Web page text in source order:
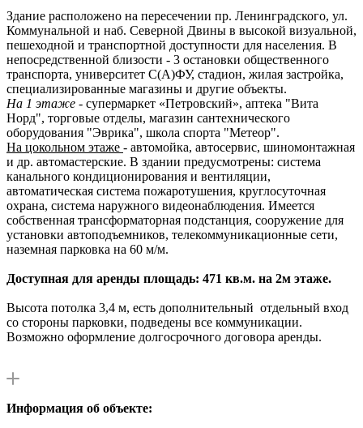
Здание расположено на пересечении пр. Ленинградского, ул.
Коммунальной и наб. Северной Двины в высокой визуальной,
пешеходной и транспортной доступности для населения. В
непосредственной близости - 3 остановки общественного
транспорта, университет С(А)ФУ, стадион, жилая застройка,
специализированные магазины и другие объекты.
На 1 этаже - супермаркет «Петровский», аптека "Вита
Норд", торговые отделы, магазин сантехнического
оборудования "Эврика", школа спорта "Метеор".
На цокольном этаже - автомойка, автосервис, шиномонтажная
и др. автомастерские. В здании предусмотрены: система
канального кондиционирования и вентиляции,
автоматическая система пожаротушения, круглосуточная
охрана, система наружного видеонаблюдения. Имеется
собственная трансформаторная подстанция, сооружение для
установки автоподъемников, телекоммуникационные сети,
наземная парковка на 60 м/м.
Доступная для аренды площадь: 471 кв.м. на 2м этаже.
Высота потолка 3,4 м, есть дополнительный отдельный вход
со стороны парковки, подведены все коммуникации.
Возможно оформление долгосрочного договора аренды.
Информация об объекте: